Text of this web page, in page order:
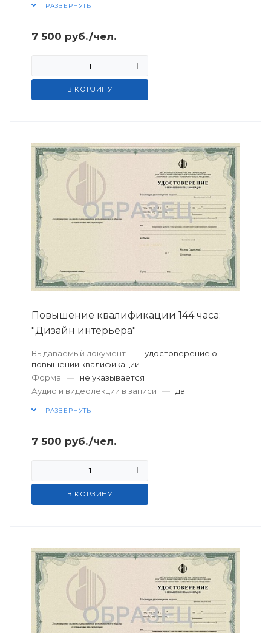
РАЗВЕРНУТЬ
7 500 руб./чел.
В КОРЗИНУ
Повышение квалификации 144 часа;
"Дизайн интерьера"
Выдаваемый документ — удостоверение о
повышении квалификации
Форма
—
не указывается
Аудио и видеолекции в записи
— да
РАЗВЕРНУТЬ
7 500 руб./чел.
В КОРЗИНУ